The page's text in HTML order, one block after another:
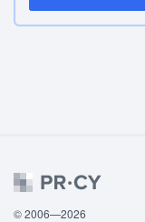
© 2006—2026